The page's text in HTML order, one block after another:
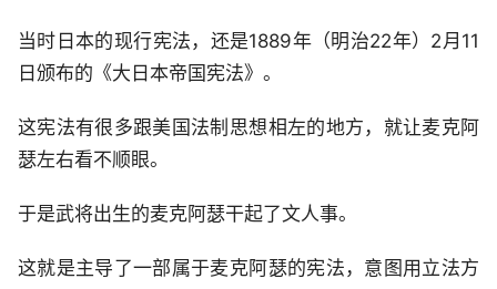
当时日本的现行宪法，还是1889年（明治22年）2月11
日颁布的《大日本帝国宪法》。
这宪法有很多跟美国法制思想相左的地方，就让麦克阿
瑟左右看不顺眼。
于是武将出生的麦克阿瑟干起了文人事。
这就是主导了一部属于麦克阿瑟的宪法，意图用立法方